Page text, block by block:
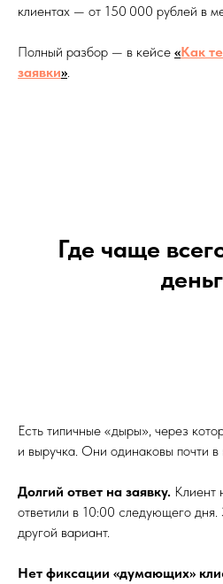
клиентах — от 150 000 рублей в
Полный разбор — в кейсе «Как
заявки».
Где чаще
Есть типичные «дыры», через
и выручка. Они одинаковы почти
Долгий ответ на заявку. Клиент
ответили в 10:00 следующего
другой вариант.
Нет фиксации «думающих»